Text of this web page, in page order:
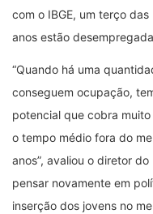
com o IBGE, um terço
anos estão
“Quando há uma
conseguem ocupação,
potencial que cobra
o tempo médio fora do
anos”, avaliou o diretor
pensar novamente em
inserção dos jovens no